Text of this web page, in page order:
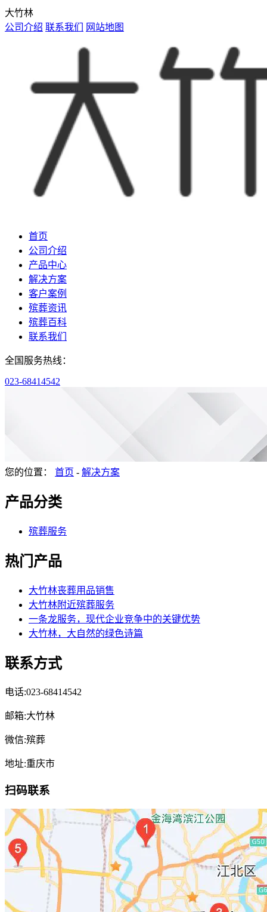
大竹林
公司介绍 联系我们 网站地图
首页
公司介绍
产品中心
解决方案
客户案例
殡葬资讯
殡葬百科
联系我们
全国服务热线：
023-68414542
您的位置： 首页 - 解决方案
产品分类
殡葬服务
热门产品
大竹林丧葬用品销售
大竹林附近殡葬服务
一条龙服务，现代企业竞争中的关键优势
大竹林，大自然的绿色诗篇
联系方式
电话:023-68414542
邮箱:大竹林
微信:殡葬
地址:重庆市
扫码联系